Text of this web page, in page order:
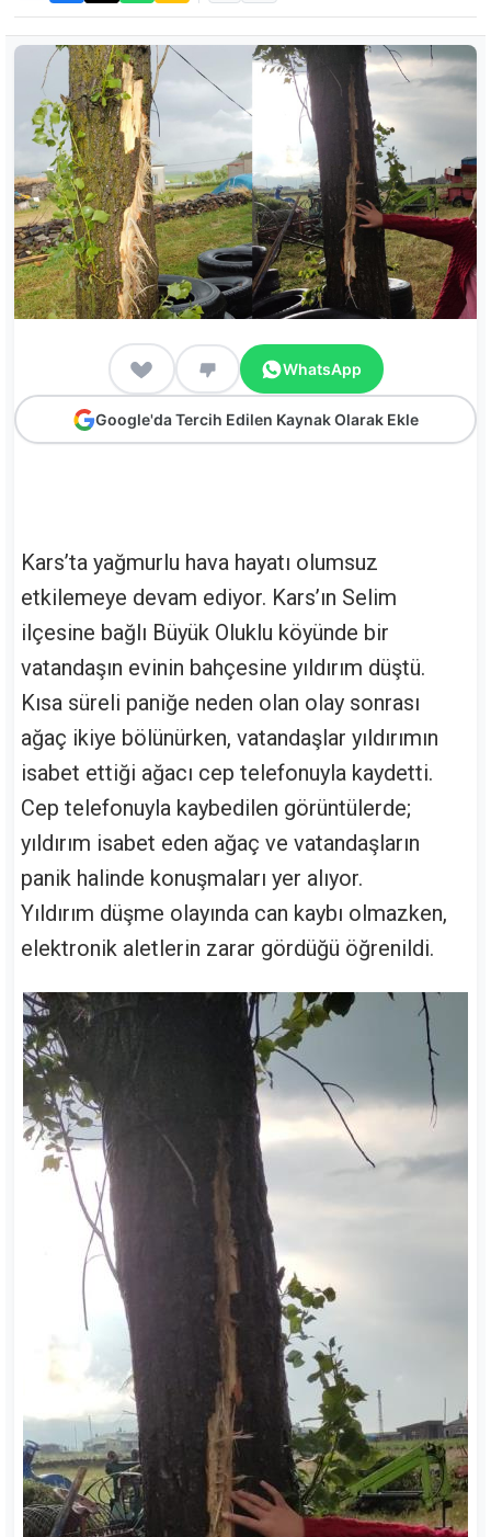
WhatsApp
Google'da Tercih Edilen Kaynak Olarak Ekle
Kars’ta yağmurlu hava hayatı olumsuz
etkilemeye devam ediyor. Kars’ın Selim
ilçesine bağlı Büyük Oluklu köyünde bir
vatandaşın evinin bahçesine yıldırım düştü.
Kısa süreli paniğe neden olan olay sonrası
ağaç ikiye bölünürken, vatandaşlar yıldırımın
isabet ettiği ağacı cep telefonuyla kaydetti.
Cep telefonuyla kaybedilen görüntülerde;
yıldırım isabet eden ağaç ve vatandaşların
panik halinde konuşmaları yer alıyor.
Yıldırım düşme olayında can kaybı olmazken,
elektronik aletlerin zarar gördüğü öğrenildi.